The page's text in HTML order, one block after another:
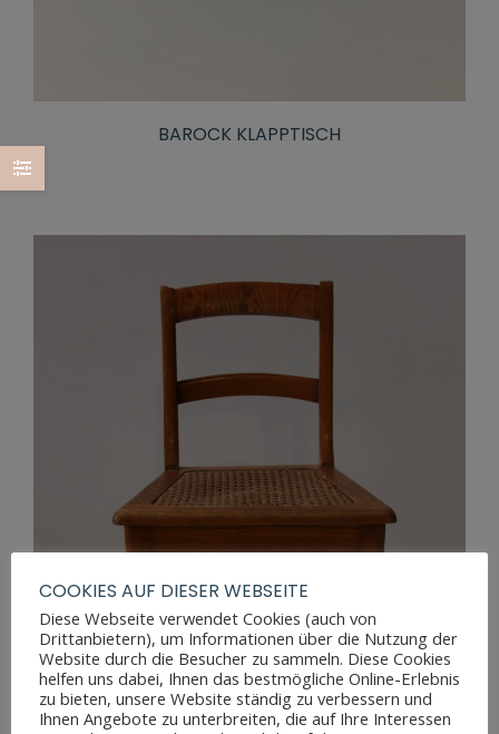
BAROCK KLAPPTISCH
COOKIES AUF DIESER WEBSEITE
Diese Webseite verwendet Cookies (auch von
Drittanbietern), um Informationen über die Nutzung der
Website durch die Besucher zu sammeln. Diese Cookies
helfen uns dabei, Ihnen das bestmögliche Online-Erlebnis
zu bieten, unsere Website ständig zu verbessern und
Ihnen Angebote zu unterbreiten, die auf Ihre Interessen